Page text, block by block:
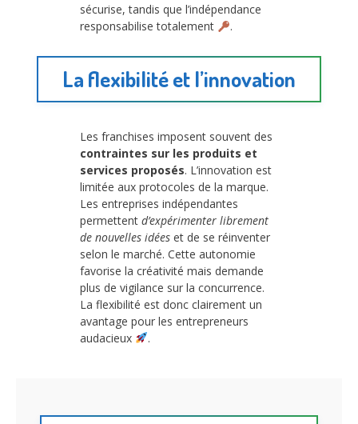
sécurise, tandis que l’indépendance
responsabilise totalement
.
La flexibilité et l’innovation
Les franchises imposent souvent des
contraintes sur les produits et
services proposés. L’innovation est
limitée aux protocoles de la marque.
Les entreprises indépendantes
permettent d’expérimenter librement
de nouvelles idées et de se réinventer
selon le marché. Cette autonomie
favorise la créativité mais demande
plus de vigilance sur la concurrence.
La flexibilité est donc clairement un
avantage pour les entrepreneurs
audacieux
.